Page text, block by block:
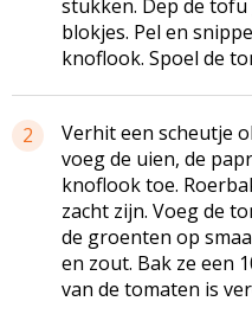
stukken. Dep de
blokjes. Pel en
knoflook. Spoel de
2
Verhit een scheutje
voeg de uien, de
knoflook toe.
zacht zijn. Voeg de
de groenten op
en zout. Bak ze een
van de tomaten is